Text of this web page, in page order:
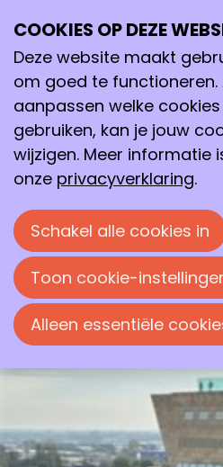
10–13
16:00
- 17:00
Groninger Forum,Cultureel
Groningen
Symposium
The first edition of the
Molecular Chemistry
(GroMoChem I)
COOKIES OP DEZE
Deze website maakt
om goed te functioneren.
aanpassen welke
gebruiken, kan je jouw
wijzigen. Meer informatie
onze privacyverklaring.
Schakel alle cookies in
Toon cookie-
Alleen essentiële